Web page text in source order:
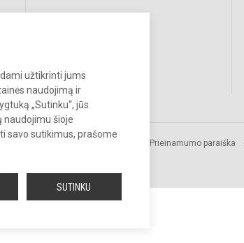
užtikrinti jums
naudojimą ir
„Sutinku“, jūs
naudojimu šioje
savo sutikimus, prašome
SUTINKU
teisės saugomos.
sutikimo griežtai
Prieinamumo paraiška